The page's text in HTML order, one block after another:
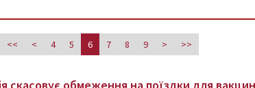
<< < 4 5 6 7 8 9 > >>
скасовує обмеження на поїздки для